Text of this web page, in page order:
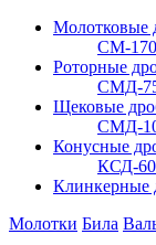
Молотковые
СМ-170
Роторные
СМД-
Щековые
СМД-
Конусные
КСД-
Клинкерные
Молотки Била